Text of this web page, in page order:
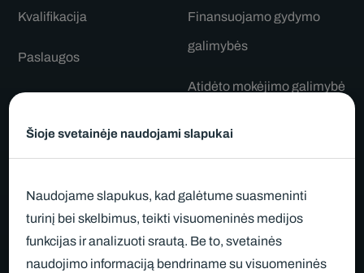
Kvalifikacija
Paslaugos
Komanda
Kainos
Apie mus
Straipsniai
Finansuojamo gydymo
galimybės
Atidėto mokėjimo galimybė
Informacija po procedūrų
D.U.K.
Šioje svetainėje naudojami slapukai
Naudojame slapukus, kad galėtume suasmeninti
turinį bei skelbimus, teikti visuomeninės medijos
funkcijas ir analizuoti srautą. Be to, svetainės
naudojimo informaciją bendriname su visuomeninės